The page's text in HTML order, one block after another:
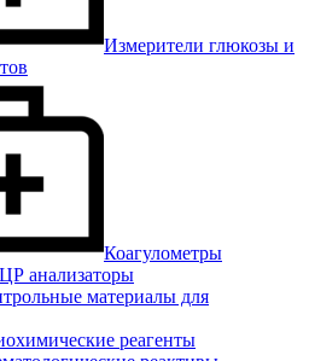
Измерители глюкозы и
Коагулометры
анализаторы
материалы для
реагенты